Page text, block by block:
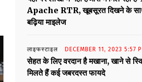
Apache RTR, खूबसूरत दिखने के
बढ़िया माइलेज
लाइफस्टाइल DECEMBER 11, 2023 5:57
सेहत के लिए वरदान है मखाना, खाने से
मिलते हैं कई जबरदस्त फायदे